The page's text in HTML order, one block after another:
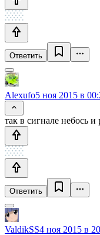
Ответить
Alexufo5 ноя 2015 в
так в сигнале небось и
Ответить
ValdikSS4 ноя 2015 в